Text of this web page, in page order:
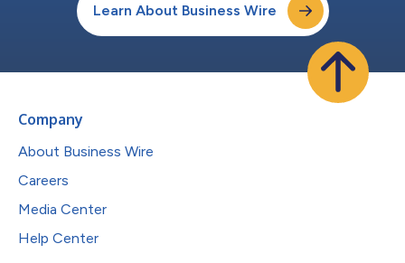
Learn About Business Wire
Company
About Business Wire
Careers
Media Center
Help Center